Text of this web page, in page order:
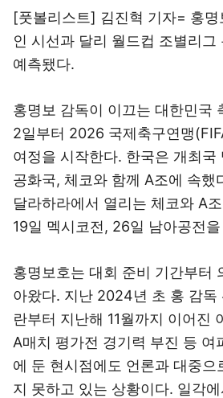
[풋볼리스트] 김진혁 기자= 홍명
인 시선과 달리 월드컵 조별리그
예측됐다.
홍명보 감독이 이끄는 대한민국
2일부터 2026 국제축구연맹
여정을 시작한다. 한국은 개최국
공화국, 체코와 함께 A조에 속했
달라하라에서 열리는 체코와 A
19일 멕시코전, 26일 남아공전
홍명보호는 대회 준비 기간부터
아왔다. 지난 2024년 초 홍 감독
란부터 지난해 11월까지 이어진
A매치 평가전 경기력 부진 등 여
에 둔 현시점에도 언론과 대중으
지 못하고 있는 상황이다. 일각